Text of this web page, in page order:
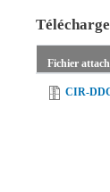
Fichier
CIR-